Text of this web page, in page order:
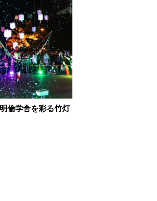
倫学舎を彩る竹灯